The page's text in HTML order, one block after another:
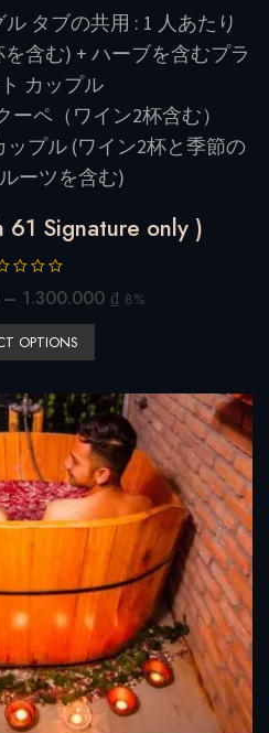
タブの共用 : 1 人あたり
を含む) + ハーブを含むプラ
カップル
ーペ（ワイン2杯含む）
ップル (ワイン2杯と季節の
ーツを含む)
61 Signature only )
– 1.300.000 ₫ 8%
OPTIONS